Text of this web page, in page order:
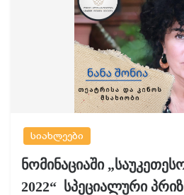
სიახლეები
ნომინაციაში
2022“ სპეციალური